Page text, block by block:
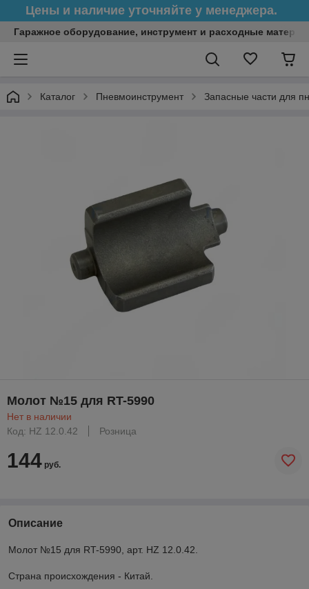
Цены и наличие уточняйте у менеджера.
Гаражное оборудование, инструмент и расходные
Каталог Пневмоинструмент Запасные части для
Молот №15 для RT-5990
Нет в наличии
Код: HZ 12.0.42
Розница
144 руб.
Описание
Молот №15 для RT-5990, арт. HZ 12.0.42.
Страна происхождения - Китай